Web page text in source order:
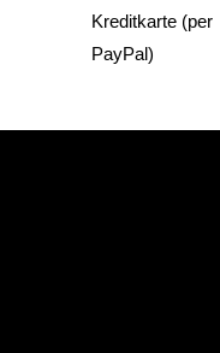
Kreditkarte (per
PayPal)